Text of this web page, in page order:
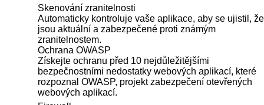
Skenování zranitelnosti
Automaticky kontroluje vaše aplikace, aby se ujistil, že
jsou aktuální a zabezpečené proti známým
zranitelnostem.
Ochrana OWASP
Získejte ochranu před 10 nejdůležitějšími
bezpečnostními nedostatky webových aplikací, které
rozpoznal OWASP, projekt zabezpečení otevřených
webových aplikací.